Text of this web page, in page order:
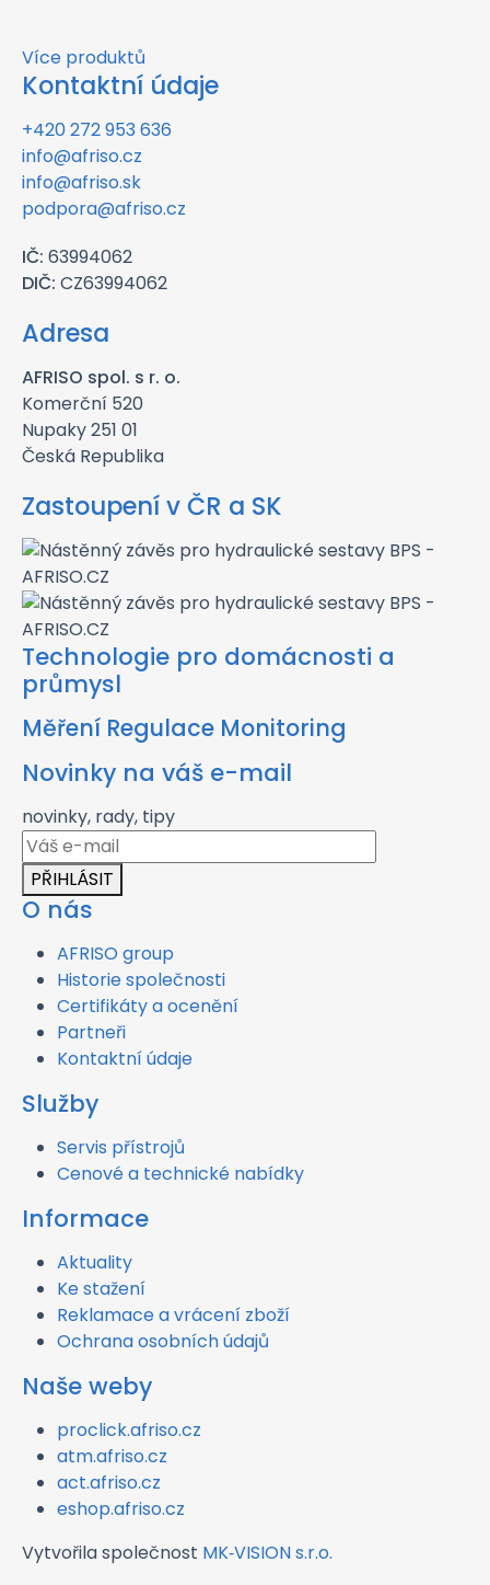
Více produktů
Kontaktní údaje
+420 272 953 636
info@afriso.cz
info@afriso.sk
podpora@afriso.cz
IČ: 63994062
DIČ: CZ63994062
Adresa
AFRISO spol. s r. o.
Komerční 520
Nupaky 251 01
Česká Republika
Zastoupení v ČR a SK
Technologie pro domácnosti a
průmysl
Měření Regulace Monitoring
Novinky na váš e-mail
novinky, rady, tipy
PŘIHLÁSIT
O nás
AFRISO group
Historie společnosti
Certifikáty a ocenění
Partneři
Kontaktní údaje
Služby
Servis přístrojů
Cenové a technické nabídky
Informace
Aktuality
Ke stažení
Reklamace a vrácení zboží
Ochrana osobních údajů
Naše weby
proclick.afriso.cz
atm.afriso.cz
act.afriso.cz
eshop.afriso.cz
Vytvořila společnost MK‑VISION s.r.o.